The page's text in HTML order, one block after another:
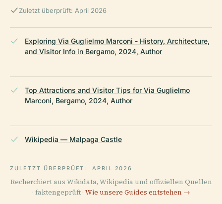
Zuletzt überprüft: April 2026
Exploring Via Guglielmo Marconi - History, Architecture,
and Visitor Info in Bergamo, 2024, Author
Top Attractions and Visitor Tips for Via Guglielmo
Marconi, Bergamo, 2024, Author
Wikipedia — Malpaga Castle
ZULETZT ÜBERPRÜFT: APRIL 2026
Recherchiert aus Wikidata, Wikipedia und offiziellen Quellen
· faktengeprüft · Wie unsere Guides entstehen →